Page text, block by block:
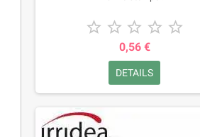
    
0,56 €
DETAILS